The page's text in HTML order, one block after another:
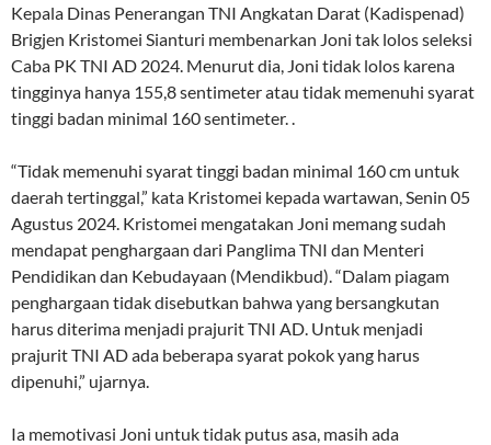
Kepala Dinas Penerangan TNI Angkatan Darat (Kadispenad)
Brigjen Kristomei Sianturi membenarkan Joni tak lolos seleksi
Caba PK TNI AD 2024. Menurut dia, Joni tidak lolos karena
tingginya hanya 155,8 sentimeter atau tidak memenuhi syarat
tinggi badan minimal 160 sentimeter. .
“Tidak memenuhi syarat tinggi badan minimal 160 cm untuk
daerah tertinggal,” kata Kristomei kepada wartawan, Senin 05
Agustus 2024. Kristomei mengatakan Joni memang sudah
mendapat penghargaan dari Panglima TNI dan Menteri
Pendidikan dan Kebudayaan (Mendikbud). “Dalam piagam
penghargaan tidak disebutkan bahwa yang bersangkutan
harus diterima menjadi prajurit TNI AD. Untuk menjadi
prajurit TNI AD ada beberapa syarat pokok yang harus
dipenuhi,” ujarnya.
Ia memotivasi Joni untuk tidak putus asa, masih ada